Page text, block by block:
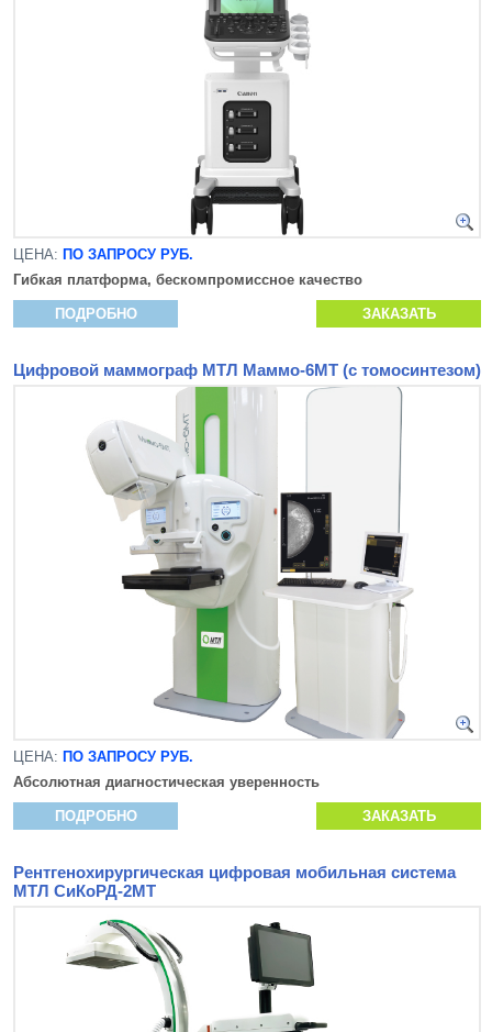
ЦЕНА: ПО ЗАПРОСУ РУБ.
Гибкая платформа, бескомпромиссное качество
ПОДРОБНО ЗАКАЗАТЬ
Цифровой маммограф МТЛ Маммо-6МТ (с томосинтезом)
ЦЕНА: ПО ЗАПРОСУ РУБ.
Абсолютная диагностическая уверенность
ПОДРОБНО ЗАКАЗАТЬ
Рентгенохирургическая цифровая мобильная система
МТЛ СиКоРД-2МТ